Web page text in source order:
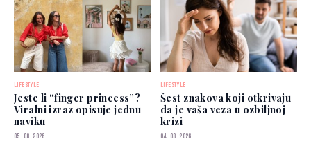
LIFESTYLE
Jeste li “finger princess”?
Viralni izraz opisuje jednu
naviku
05. 08. 2026.
LIFESTYLE
Šest znakova koji otkrivaju
da je vaša veza u ozbiljnoj
krizi
04. 08. 2026.